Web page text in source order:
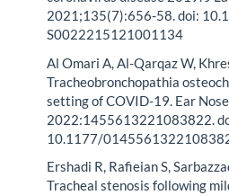
2021;135(7):656-58. doi:
S0022215121001134
Al Omari A, Al-Qarqaz W,
Tracheobronchopathia
setting of COVID-19. Ear
2022:1455613221083822.
10.1177/
Ershadi R, Rafieian S,
Tracheal stenosis following